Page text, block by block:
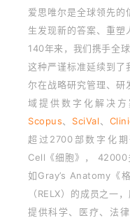
爱思唯尔是全球领先的
生发现新的答案、重塑
140年来，我们携手全
这种严谨标准延续到了
尔在战略研究管理、
域提供数字化解决
Scopus、 SciVal、
超过2700部数字化
Cell《细胞》， 42000
如Gray’s Anatomy《
（RELX）的成员之一
提供科学、医疗、法